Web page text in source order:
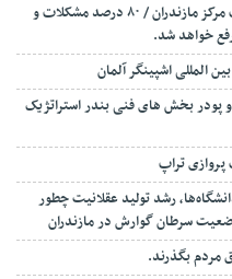
برگزاری آئین تجلیل از خبرنگاران پیشکسوت مرکز مازندران / ۸۰ درصد مشکلات و
خواهد شد.
المللی اشپینگر آلمان
پودر بخش های فنی بندر استراتژیک
تراپ
رشد تولید عقلانیت چطور
سرطان گوارش در مازندران
مردم بگذرند.